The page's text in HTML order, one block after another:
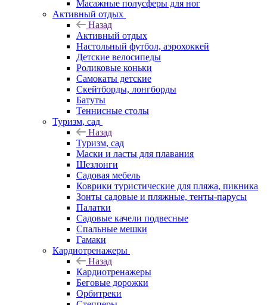
Масажные полусферы для ног
Активный отдых
Назад
Активный отдых
Настольный футбол, аэрохоккей
Детские велосипеды
Роликовые коньки
Самокаты детские
Скейтборды, лонгборды
Батуты
Теннисные столы
Туризм, сад
Назад
Туризм, сад
Маски и ласты для плавания
Шезлонги
Садовая мебель
Коврики туристические для пляжа, пикника
Зонты садовые и пляжные, тенты-парусы
Палатки
Садовые качели подвесные
Спальные мешки
Гамаки
Кардиотренажеры
Назад
Кардиотренажеры
Беговые дорожки
Орбитреки